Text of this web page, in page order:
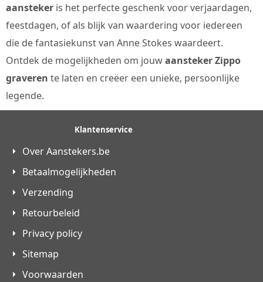
aansteker is het perfecte geschenk voor verjaardagen,
feestdagen, of als blijk van waardering voor iedereen
die de fantasiekunst van Anne Stokes waardeert.
Ontdek de mogelijkheden om jouwaansteker Zippo
graveren te laten en creëer een unieke, persoonlijke
legende.
Klantenservice
Over Aanstekers.be
Betaalmogelijkheden
Verzending
Retourbeleid
Privacy policy
Sitemap
Voorwaarden